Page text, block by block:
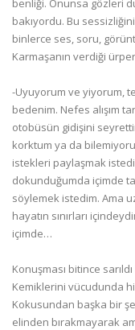
benliği. Onunsa gözleri
bakıyordu. Bu
binlerce ses, soru,
Karmaşanın verdiği
-Uyuyorum ve yiyorum,
bedenim. Nefes alışım
otobüsün gidişini
korktum ya da
istekleri paylaşmak
dokunduğumda içimde
söylemek istedim. Ama
hayatın sınırları
içimde…
Konuşması bitince
Kemiklerini vücudunda
Kokusundan başka bir
elinden bırakmayarak